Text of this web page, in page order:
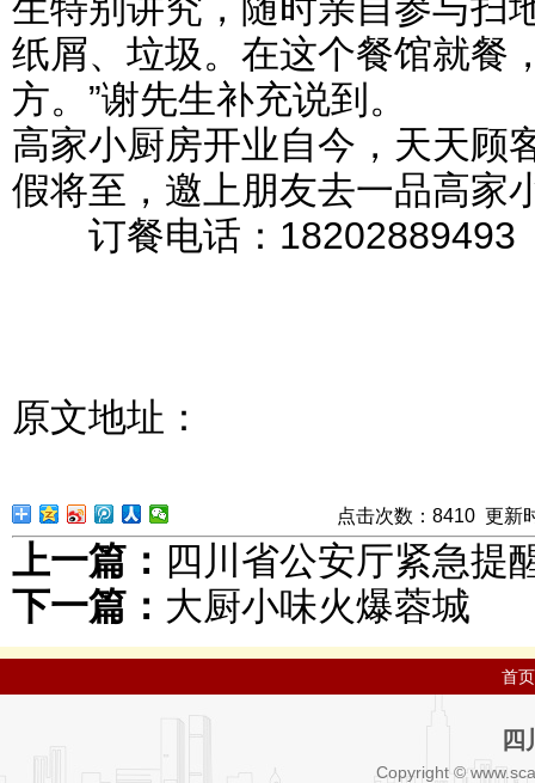
纸屑、垃圾。在这个餐馆就餐
方。”谢先生补充说到。
高家小厨房开业自今，天天顾
假将至，邀上朋友去一品高家
订餐电话：18202889493
原文地址：
点击次数： 8410 更新
上一篇： 四川省公安厅紧急提
下一篇： 大厨小味火爆蓉城
首页
四
Copyright ©